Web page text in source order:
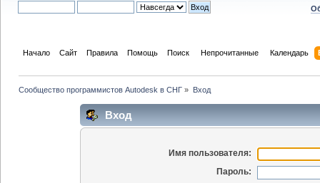
Начало Сайт Правила Помощь Поиск Непрочитанные Календарь
Сообщество программистов Autodesk в СНГ » Вход
Вход
Имя пользователя:
Пароль: